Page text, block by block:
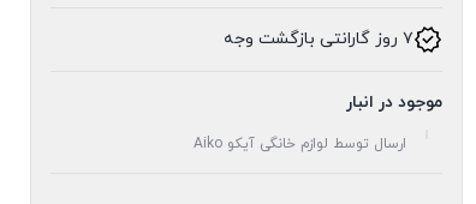
۷ روز گارانتی بازگشت وجه
موجود در انبار
ارسال توسط لوازم خانگی آیکو Aiko